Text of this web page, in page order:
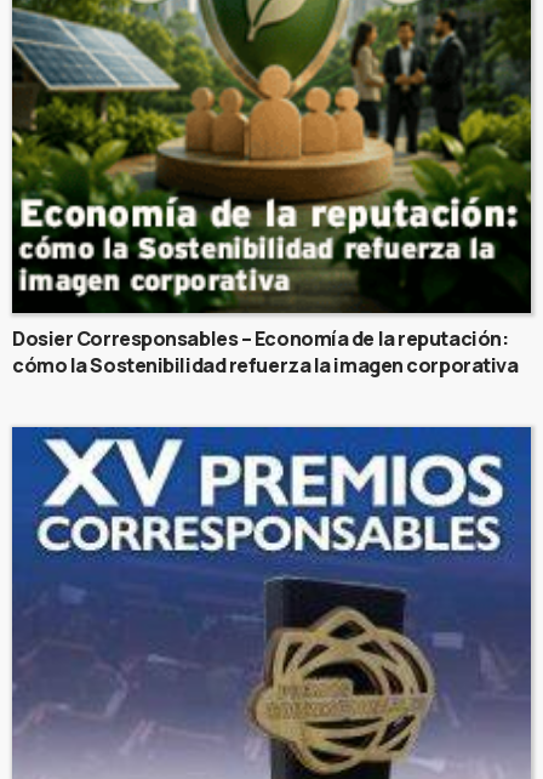
Dosier Corresponsables – Economía de la reputación:
cómo la Sostenibilidad refuerza la imagen corporativa